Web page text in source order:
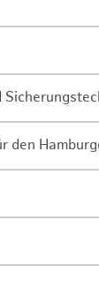
den